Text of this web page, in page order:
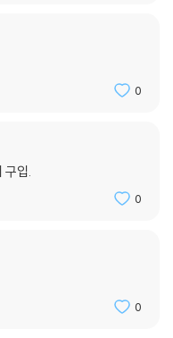
0
구입.
0
0